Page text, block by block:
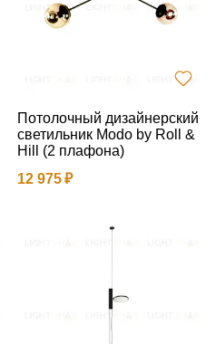
Потолочный дизайнерский
светильник Modo by Roll &
Hill (2 плафона)
12 975